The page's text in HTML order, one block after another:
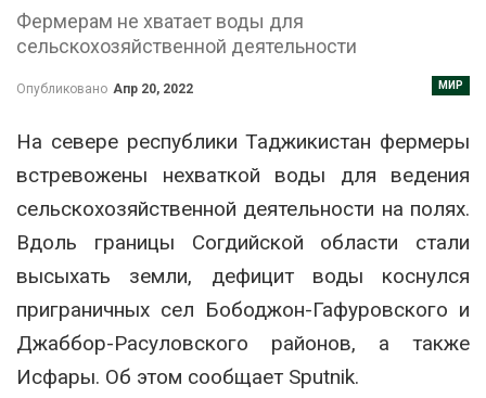
Фермерам не хватает воды для
сельскохозяйственной деятельности
МИР
Опубликовано Апр 20, 2022
На севере республики Таджикистан фермеры
встревожены нехваткой воды для ведения
сельскохозяйственной деятельности на полях.
Вдоль границы Согдийской области стали
высыхать земли, дефицит воды коснулся
приграничных сел Бободжон-Гафуровского и
Джаббор-Расуловского районов, а также
Исфары. Об этом сообщает Sputnik.